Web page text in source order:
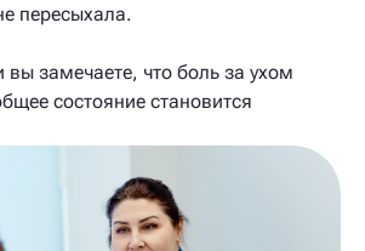
пересыхала.
замечаете, что боль за ухом
состояние становится